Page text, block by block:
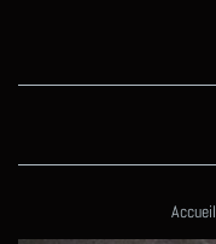
Accueil